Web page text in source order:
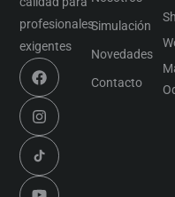
profesionales
exigentes
Simulación
Novedades
Contacto